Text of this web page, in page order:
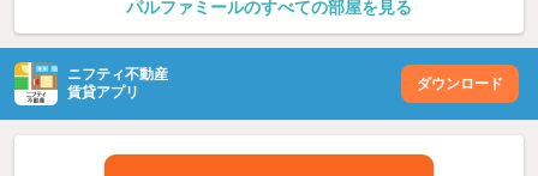
パルファミールのすべての部屋を見る
ニフティ不動産
賃貸アプリ
ダウンロード